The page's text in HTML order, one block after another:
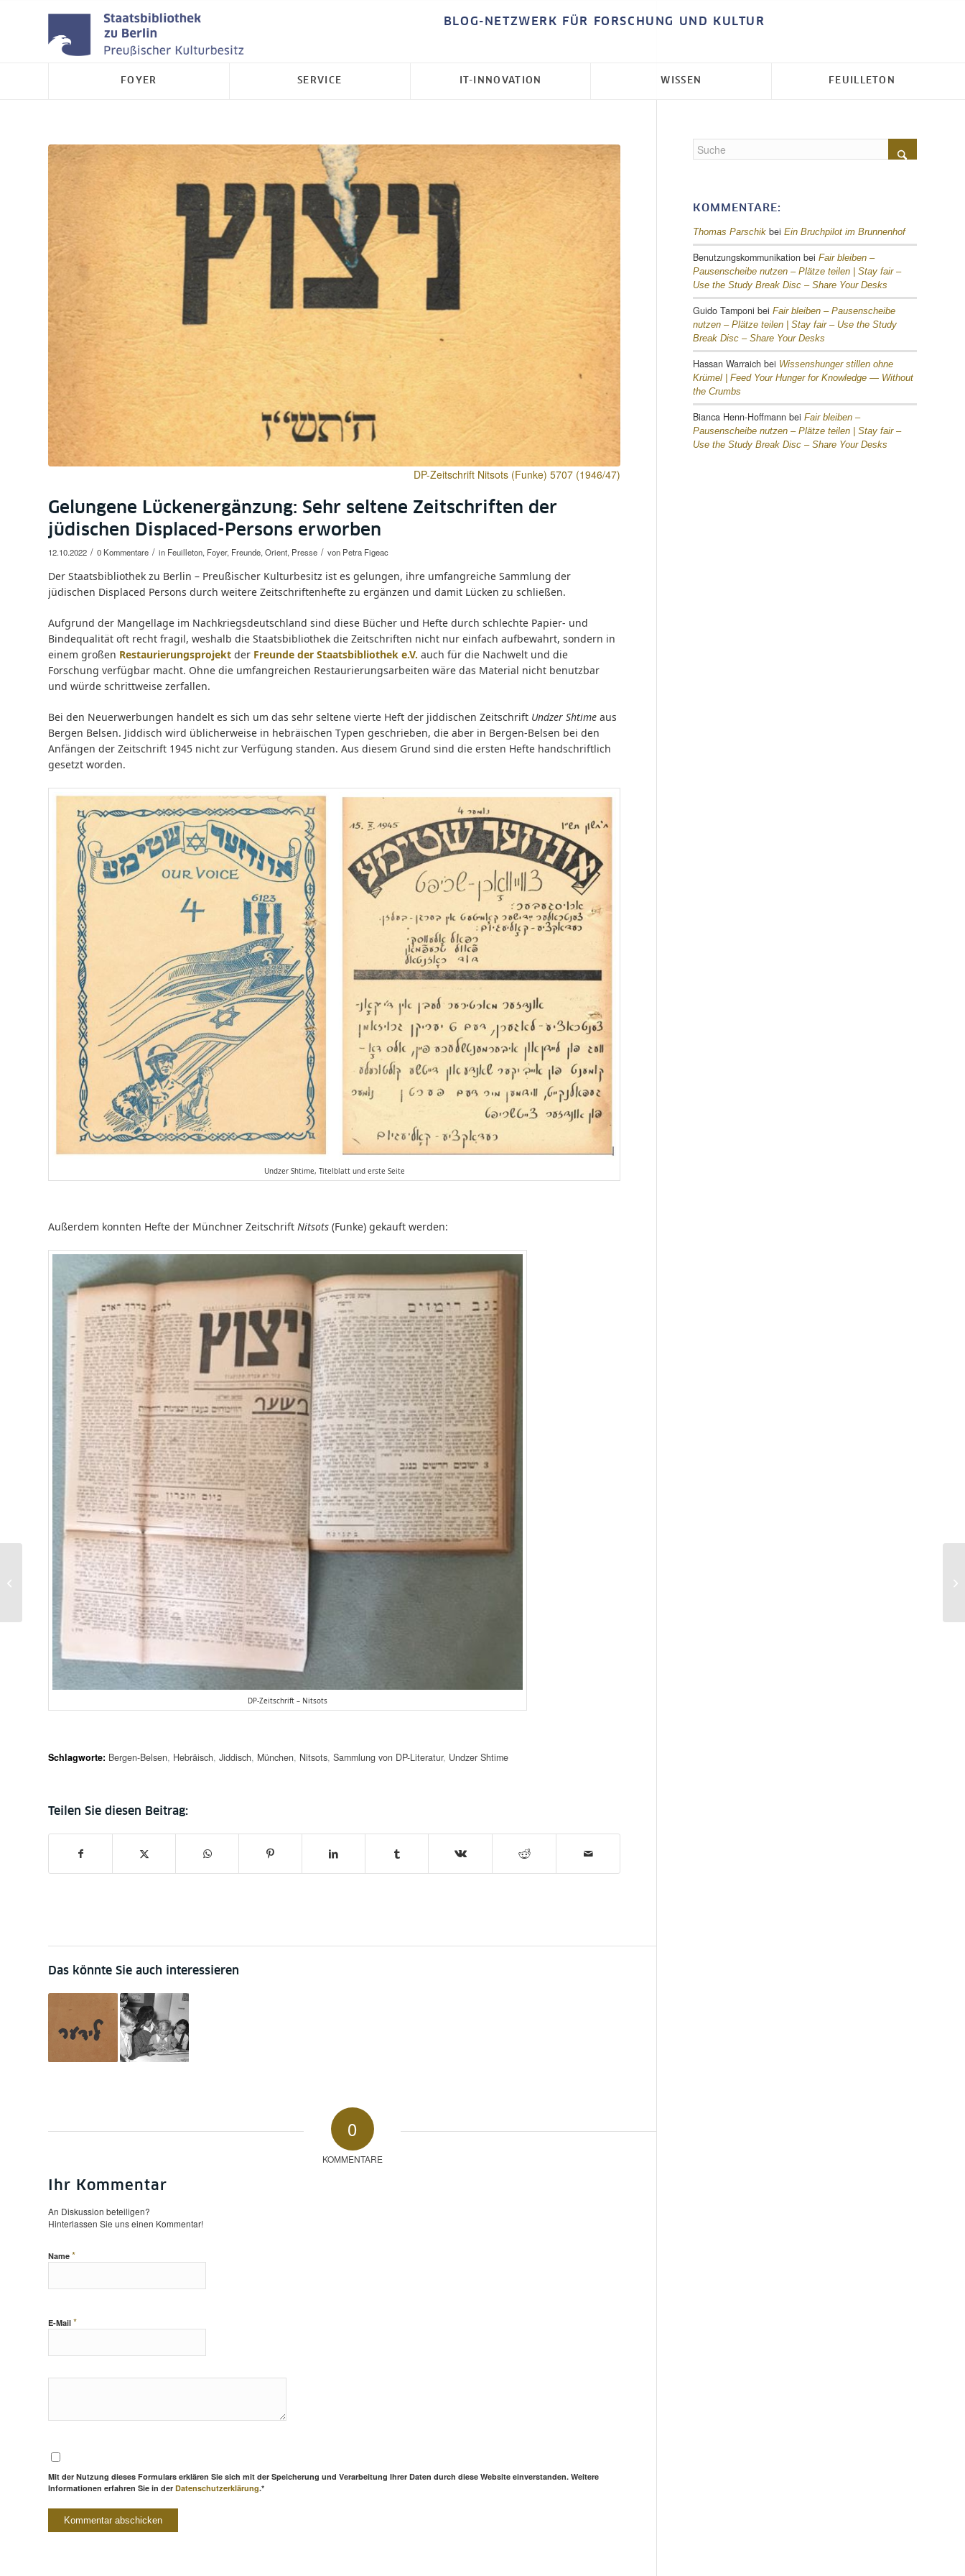
BLOG-NETZWERK FÜR FORSCHUNG UND KULTUR
FOYER SERVICE IT-INNOVATION WISSEN FEUILLETON
DP-Zeitschrift Nitsots (Funke) 5707 (1946/47)
Gelungene Lückenergänzung: Sehr seltene Zeitschriften der
jüdischen Displaced-Persons erworben
12.10.2022 / 0 Kommentare / in Feuilleton, Foyer, Freunde, Orient, Presse / von Petra Figeac
Der Staatsbibliothek zu Berlin – Preußischer Kulturbesitz ist es gelungen, ihre umfangreiche Sammlung der
jüdischen Displaced Persons durch weitere Zeitschriftenhefte zu ergänzen und damit Lücken zu schließen.
Aufgrund der Mangellage im Nachkriegsdeutschland sind diese Bücher und Hefte durch schlechte Papier- und
Bindequalität oft recht fragil, weshalb die Staatsbibliothek die Zeitschriften nicht nur einfach aufbewahrt, sondern in
einem großen Restaurierungsprojekt der Freunde der Staatsbibliothek e.V. auch für die Nachwelt und die
Forschung verfügbar macht. Ohne die umfangreichen Restaurierungsarbeiten wäre das Material nicht benutzbar
und würde schrittweise zerfallen.
Bei den Neuerwerbungen handelt es sich um das sehr seltene vierte Heft der jiddischen Zeitschrift Undzer Shtime aus
Bergen Belsen. Jiddisch wird üblicherweise in hebräischen Typen geschrieben, die aber in Bergen-Belsen bei den
Anfängen der Zeitschrift 1945 nicht zur Verfügung standen. Aus diesem Grund sind die ersten Hefte handschriftlich
gesetzt worden.
Undzer Shtime, Titelblatt und erste Seite
Außerdem konnten Hefte der Münchner Zeitschrift Nitsots (Funke) gekauft werden:
DP-Zeitschrift – Nitsots
Schlagworte: Bergen-Belsen, Hebräisch, Jiddisch, München, Nitsots, Sammlung von DP-Literatur, Undzer Shtime
Das könnte Sie auch interessieren
0
KOMMENTARE
Ihr Kommentar
An Diskussion beteiligen?
Hinterlassen Sie uns einen Kommentar!
Name *
E-Mail *
Mit der Nutzung dieses Formulars erklären Sie sich mit der Speicherung und Verarbeitung Ihrer Daten durch diese Website einverstanden. Weitere
Informationen erfahren Sie in der Datenschutzerklärung.*
KOMMENTARE:
Thomas Parschik bei Ein Bruchpilot im Brunnenhof
Benutzungskommunikation bei Fair bleiben –
Pausenscheibe nutzen – Plätze teilen | Stay fair –
Use the Study Break Disc – Share Your Desks
Guido Tamponi bei Fair bleiben – Pausenscheibe
nutzen – Plätze teilen | Stay fair – Use the Study
Break Disc – Share Your Desks
Hassan Warraich bei Wissenshunger stillen ohne
Krümel | Feed Your Hunger for Knowledge — Without
the Crumbs
Bianca Henn-Hoffmann bei Fair bleiben –
Pausenscheibe nutzen – Plätze teilen | Stay fair –
Use the Study Break Disc – Share Your Desks
So viel Kultur war noch
Bibliotheksmagazin
3/22 ist erschienen